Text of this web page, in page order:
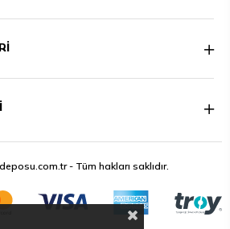
- Tüm hakları saklıdır.